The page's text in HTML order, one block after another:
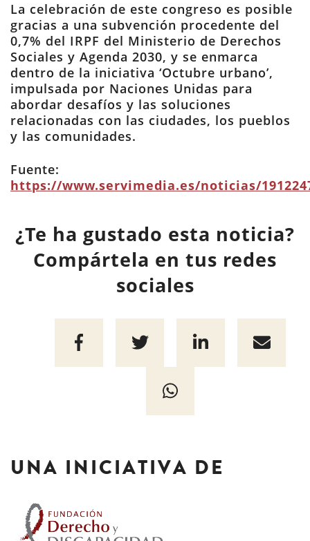
La celebración de este congreso es posible
gracias a una subvención procedente del
0,7% del IRPF del Ministerio de Derechos
Sociales y Agenda 2030, y se enmarca
dentro de la iniciativa ‘Octubre urbano’,
impulsada por Naciones Unidas para
abordar desafíos y las soluciones
relacionadas con las ciudades, los pueblos
y las comunidades.
Fuente:
https://www.servimedia.es/noticias/
¿Te ha gustado esta noticia?
Compártela en tus redes
sociales
UNA INICIATIVA DE